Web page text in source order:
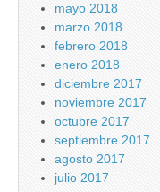
mayo 2018
marzo 2018
febrero 2018
enero 2018
diciembre 2017
noviembre 2017
octubre 2017
septiembre 2017
agosto 2017
julio 2017